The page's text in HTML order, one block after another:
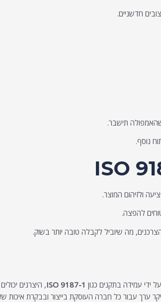
חדשניים.
תישבר.
נוסף.
ולזיהום המוצר.
להפצה.
מה שיוביל לקבלה טובה יותר בשוק.
ידי עמידה בתקנים כגון ISO 9187-1, היצרנים
ערך עבור כל חברה העוסקת בייצור ובבקרת איכות